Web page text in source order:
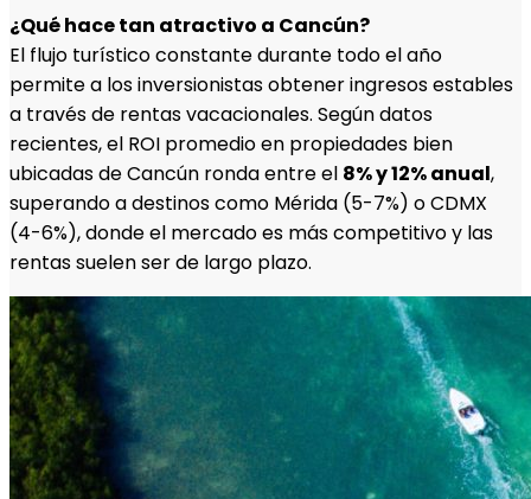
¿Qué hace tan atractivo a Cancún?
El flujo turístico constante durante todo el año
permite a los inversionistas obtener ingresos estables
a través de rentas vacacionales. Según datos
recientes, el ROI promedio en propiedades bien
ubicadas de Cancún ronda entre el 8% y 12% anual,
superando a destinos como Mérida (5-7%) o CDMX
(4-6%), donde el mercado es más competitivo y las
rentas suelen ser de largo plazo.